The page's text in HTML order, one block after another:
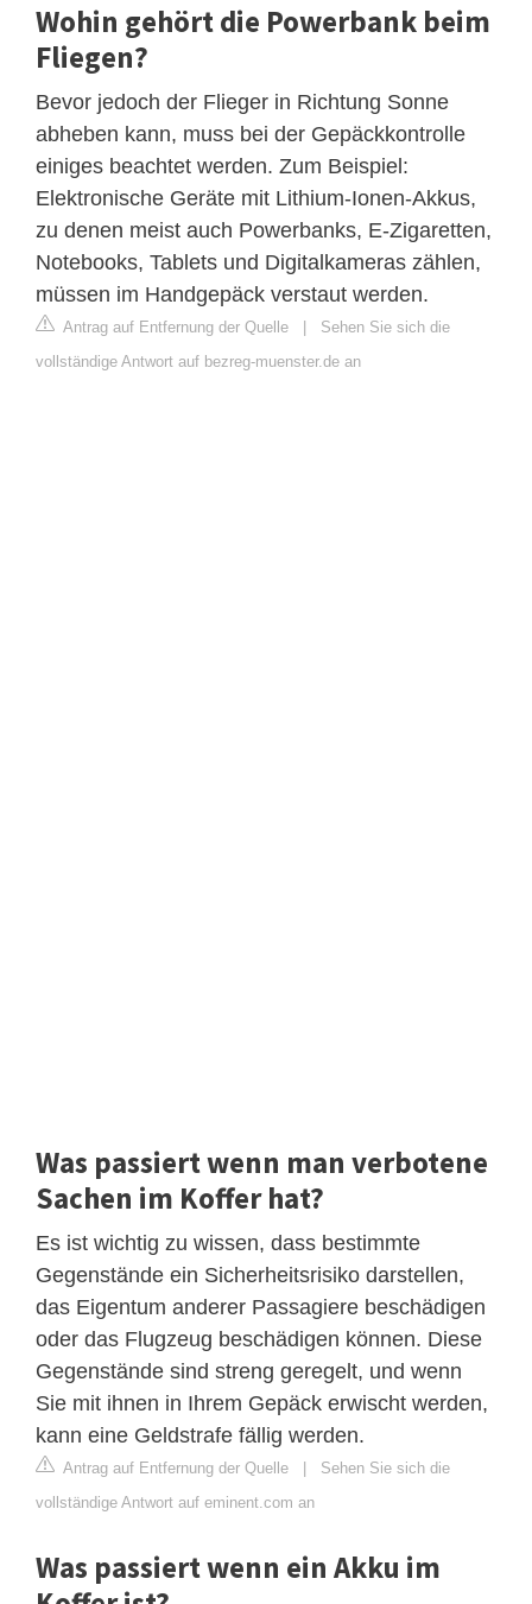
Wohin gehört die Powerbank beim
Fliegen?
Bevor jedoch der Flieger in Richtung Sonne
abheben kann, muss bei der Gepäckkontrolle
einiges beachtet werden. Zum Beispiel:
Elektronische Geräte mit Lithium-Ionen-Akkus,
zu denen meist auch Powerbanks, E-Zigaretten,
Notebooks, Tablets und Digitalkameras zählen,
müssen im Handgepäck verstaut werden.
Antrag auf Entfernung der Quelle | Sehen Sie sich die
vollständige Antwort auf bezreg-muenster.de an
Was passiert wenn man verbotene
Sachen im Koffer hat?
Es ist wichtig zu wissen, dass bestimmte
Gegenstände ein Sicherheitsrisiko darstellen,
das Eigentum anderer Passagiere beschädigen
oder das Flugzeug beschädigen können. Diese
Gegenstände sind streng geregelt, und wenn
Sie mit ihnen in Ihrem Gepäck erwischt werden,
kann eine Geldstrafe fällig werden.
Antrag auf Entfernung der Quelle | Sehen Sie sich die
vollständige Antwort auf eminent.com an
Was passiert wenn ein Akku im